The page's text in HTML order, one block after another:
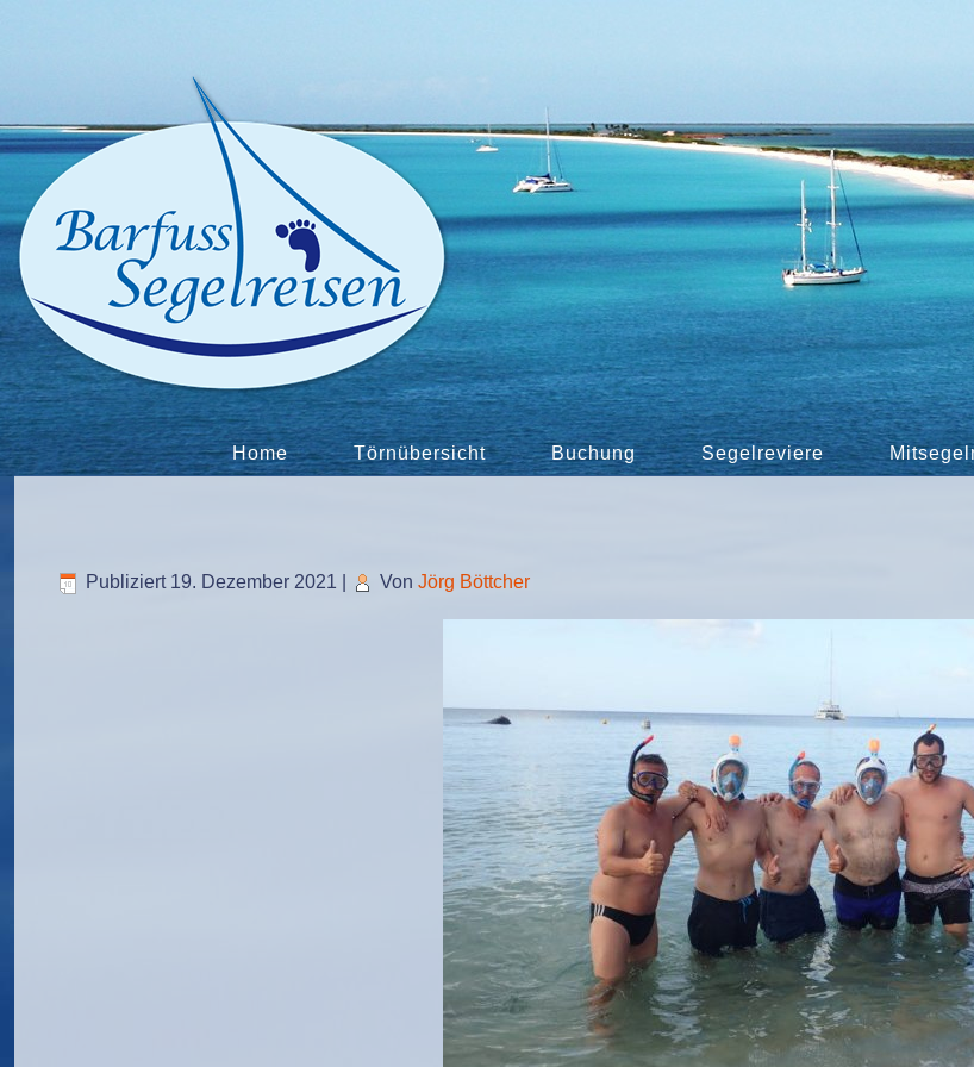
Home Törnübersicht Buchung Segelreviere
Publiziert 19. Dezember 2021 Von Jörg Böttcher